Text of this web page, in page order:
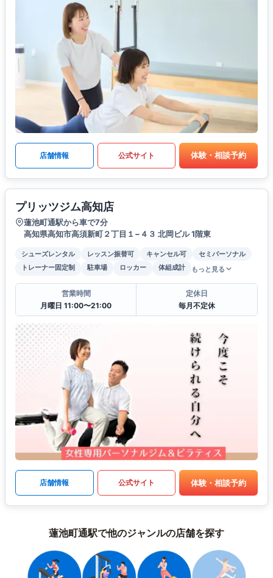
店舗情報 公式サイト 体験・相談予約
プリッツジム高知店
蓮池町通駅から車で7分
高知県高知市高須新町２丁目１−４３ 北岡ビル 1階東
シューズレンタル レッスン振替可 キャンセル可
セミパーソナル
トレーナー固定制
駐車場 ロッカー 体組成計 もっと見る
営業時間
月曜日 11:00〜21:00
定休日
毎月不定休
店舗情報 公式サイト 体験・相談予約
蓮池町通駅で他のジャンルの店舗を探す